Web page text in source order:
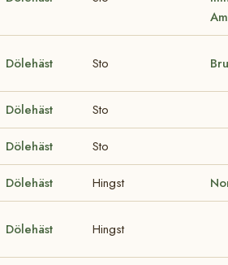
Dölehäst Sto
Dölehäst Sto
Dölehäst Sto
Dölehäst Hingst
Dölehäst Hingst